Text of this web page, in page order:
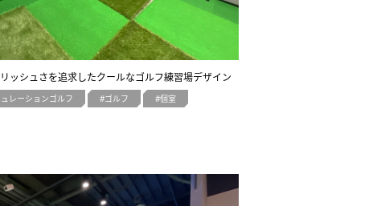
ッシュさを追求したクールなゴルフ練習場デザイン
レーションゴルフ ゴルフ 個室